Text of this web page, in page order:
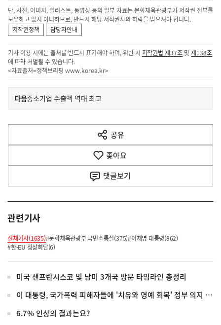
단, 사진, 이미지, 일러스트, 동영상 등의 일부 자료는 문화체육관광부가 저작권 전부를
보유하고 있지 아니하므로, 반드시 해당 저작권자의 허락을 받으셔야 합니다.
저작권정책
담당자안내
기사 이용 시에는 출처를 반드시 표기해야 하며, 위반 시 저작권법 제37조 및제138조
에 따라 처벌될 수 있습니다.
<자료출처=정책브리핑 www.korea.kr>
이
전
다
음
다음기
중소기업 수출액 역대 최고
공유
열
기
좋아요
댓글보기
관련기사
전체기사(1635)#문화체육관광부 국민소통실(375)#이재명 대통령(862)
#한-EU 정상회담(6)
미국 샌프란시스코 및 남미 3개국 방문 타임라인 총정리
이 대통령, 국가폭력 피해자들에 '치유와 명예 회복' 정부 의지 전달
6.7% 인상의 결과는요?